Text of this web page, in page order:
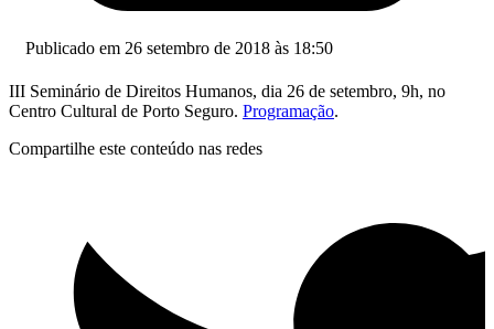
Publicado em 26 setembro de 2018 às 18:50
III Seminário de Direitos Humanos, dia 26 de setembro, 9h, no
Centro Cultural de Porto Seguro. Programação.
Compartilhe este conteúdo nas redes